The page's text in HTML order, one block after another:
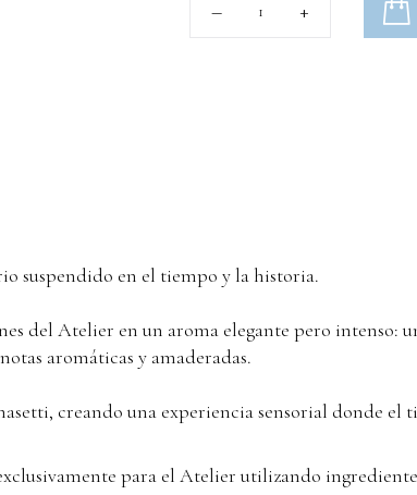
suspendido en el tiempo y la historia.
del Atelier en un aroma elegante pero intenso:
aromáticas y amaderadas.
creando una experiencia sensorial donde el
para el Atelier utilizando